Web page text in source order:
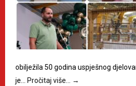
obilježila 50 godina uspješnog
je…
Pročitaj više… →